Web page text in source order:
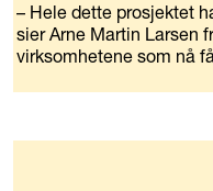
– Hele dette prosjektet
sier Arne Martin Larsen
virksomhetene som nå